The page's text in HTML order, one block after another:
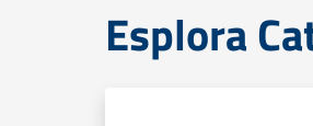
Esplora